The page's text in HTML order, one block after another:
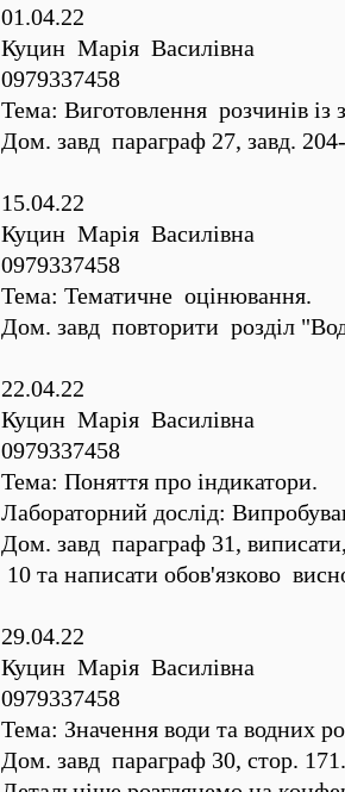
01.04.22
Куцин Марія Василівна
0979337458
Тема: Виготовлення розчинів
Дом. завд параграф 27, завд.
15.04.22
Куцин Марія Василівна
0979337458
Тема: Тематичне оцінювання.
Дом. завд повторити розділ
22.04.22
Куцин Марія Василівна
0979337458
Тема: Поняття про індикатори.
Лабораторний дослід:
Дом. завд параграф 31,
10 та написати обов'язково
29.04.22
Куцин Марія Василівна
0979337458
Тема: Значення води та водних
Дом. завд параграф 30, стор. 171.